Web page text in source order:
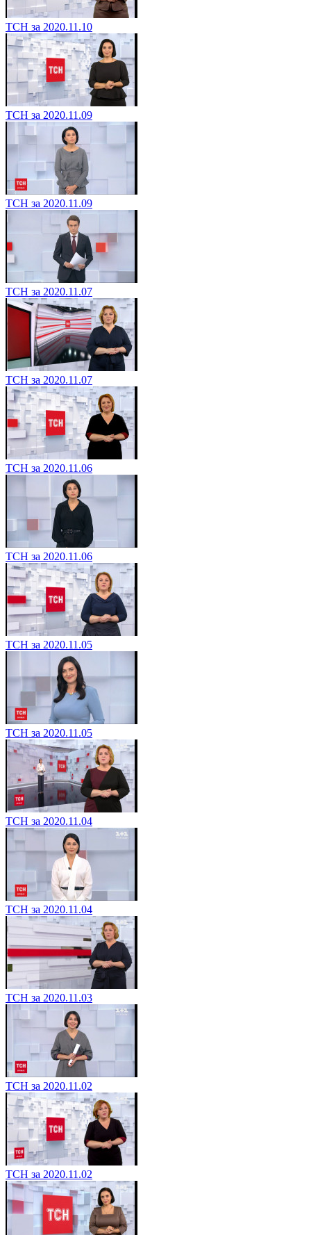
ТСН за 2020.11.10
ТСН за 2020.11.09
ТСН за 2020.11.09
ТСН за 2020.11.07
ТСН за 2020.11.07
ТСН за 2020.11.06
ТСН за 2020.11.06
ТСН за 2020.11.05
ТСН за 2020.11.05
ТСН за 2020.11.04
ТСН за 2020.11.04
ТСН за 2020.11.03
ТСН за 2020.11.02
ТСН за 2020.11.02